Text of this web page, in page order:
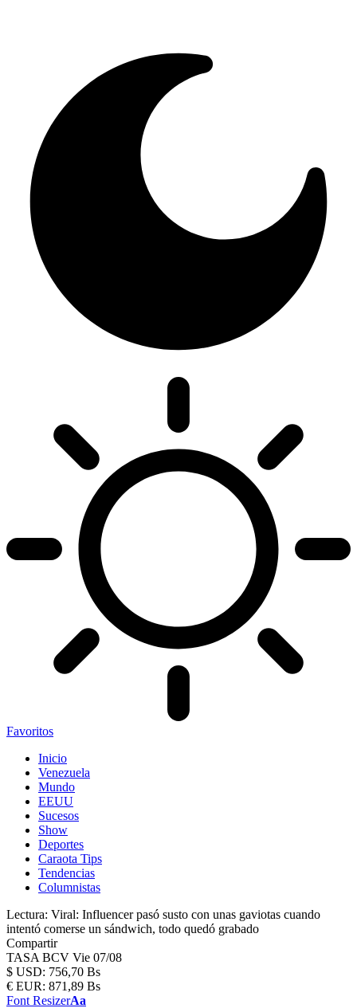
Favoritos
Inicio
Venezuela
Mundo
EEUU
Sucesos
Show
Deportes
Caraota Tips
Tendencias
Columnistas
Lectura: Viral: Influencer pasó susto con unas gaviotas cuando
intentó comerse un sándwich, todo quedó grabado
Compartir
TASA BCV Vie 07/08
$ USD: 756,70 Bs
€ EUR: 871,89 Bs
Font ResizerAa